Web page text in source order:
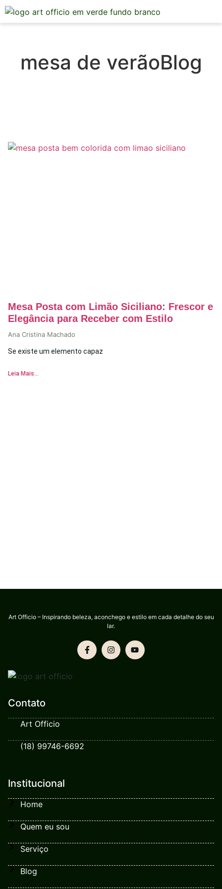
mesa de verãoBlog
Mesa Posta com Limão Siciliano: Frescor e
Elegância para Receber com Estilo
Ana Cristina Machado
Se existe um elemento capaz
Leia Mais...
Art Officio – Inspirando beleza, aconchego e estilo em cada detalhe do seu
lar.
Contato
Art Officio
(18) 99746-6692
Institucional
Home
Quem eu sou
Serviço
Blog